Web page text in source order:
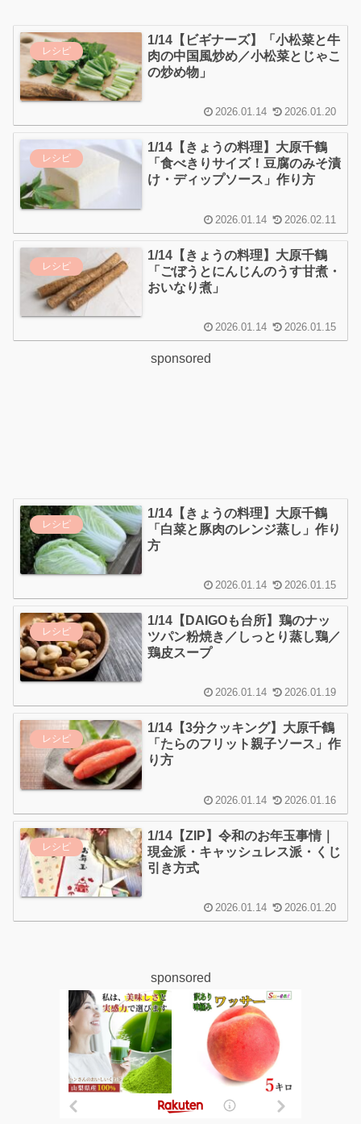
レシピ
1/14【ビギナーズ】「小松菜と牛
肉の中国風炒め／小松菜とじゃこ
の炒め物」
2026.01.14 2026.01.20
レシピ
1/14【きょうの料理】大原千鶴
「食べきりサイズ！豆腐のみそ漬
け・ディップソース」作り方
2026.01.14 2026.02.11
レシピ
1/14【きょうの料理】大原千鶴
「ごぼうとにんじんのうす甘煮・
おいなり煮」
2026.01.14 2026.01.15
sponsored
レシピ
1/14【きょうの料理】大原千鶴
「白菜と豚肉のレンジ蒸し」作り
方
2026.01.14 2026.01.15
レシピ
1/14【DAIGOも台所】鶏のナッ
ツパン粉焼き／しっとり蒸し鶏／
鶏皮スープ
2026.01.14 2026.01.19
レシピ
1/14【3分クッキング】大原千鶴
「たらのフリット親子ソース」作
り方
2026.01.14 2026.01.16
レシピ
1/14【ZIP】令和のお年玉事情｜
現金派・キャッシュレス派・くじ
引き方式
2026.01.14 2026.01.20
sponsored